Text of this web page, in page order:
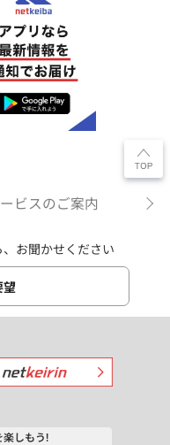
ビスのご案内
お聞かせください
望
楽しもう!